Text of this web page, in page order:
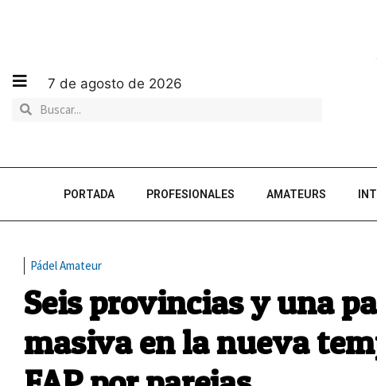
7 de agosto de 2026
PORTADA PROFESIONALES AMATEURS
Pádel Amateur
Seis provincias y una
masiva en la nueva